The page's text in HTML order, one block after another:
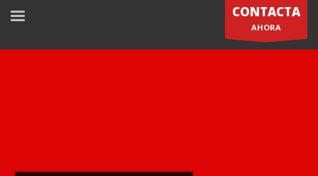
CONTACTA
AHORA